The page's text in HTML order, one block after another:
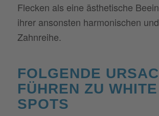
Flecken als eine ästhetische
ihrer ansonsten harmonischen
Zahnreihe.
FOLGENDE
FÜHREN ZU WHITE
SPOTS